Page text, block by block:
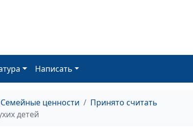
Написать
Семейные ценности
Принято считать
детей
ребенку?
Почему ребенок ведет